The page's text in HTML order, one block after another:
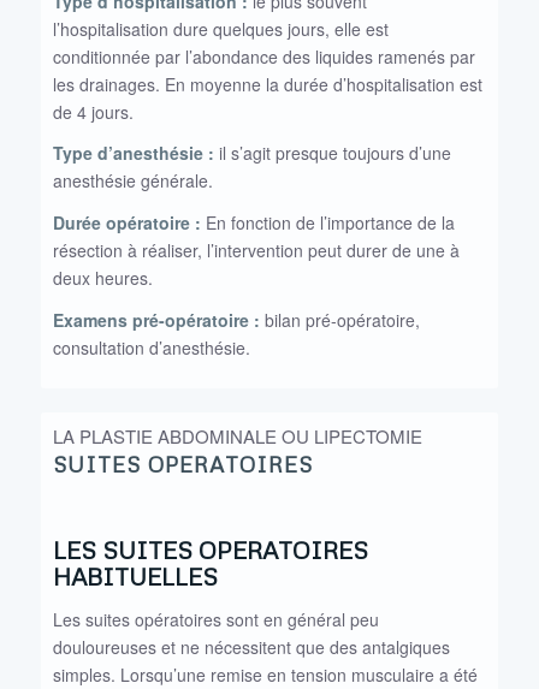
l’hospitalisation dure quelques jours, elle est
conditionnée par l’abondance des liquides ramenés par
les drainages. En moyenne la durée d’hospitalisation est
de 4 jours.
Type d’anesthésie : il s’agit presque toujours d’une
anesthésie générale.
Durée opératoire : En fonction de l’importance de la
résection à réaliser, l’intervention peut durer de une à
deux heures.
Examens pré-opératoire : bilan pré-opératoire,
consultation d’anesthésie.
LA PLASTIE ABDOMINALE OU LIPECTOMIE
SUITES OPERATOIRES
LES SUITES OPERATOIRES
HABITUELLES
Les suites opératoires sont en général peu
douloureuses et ne nécessitent que des antalgiques
simples. Lorsqu’une remise en tension musculaire a été